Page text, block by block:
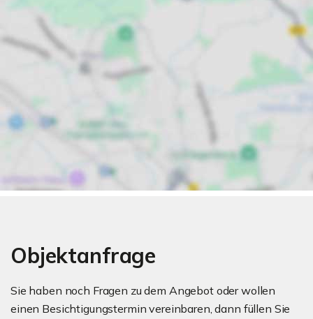
Objektanfrage
Sie haben noch Fragen zu dem Angebot oder wollen
einen Besichtigungstermin vereinbaren, dann füllen Sie